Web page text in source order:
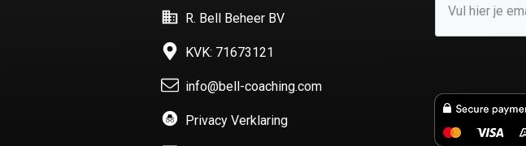
R. Bell Beheer BV
KVK: 71673121
info@bell-coaching.com
Privacy Verklaring